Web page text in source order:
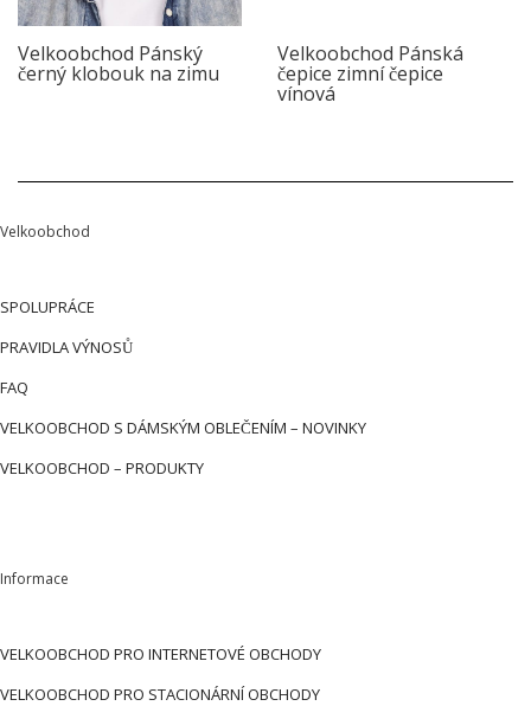
Velkoobchod Pánský
černý klobouk na zimu
Velkoobchod Pánská
čepice zimní čepice
vínová
Velkoobchod
SPOLUPRÁCE
PRAVIDLA VÝNOSŮ
FAQ
VELKOOBCHOD S DÁMSKÝM OBLEČENÍM – NOVINKY
VELKOOBCHOD – PRODUKTY
Informace
VELKOOBCHOD PRO INTERNETOVÉ OBCHODY
VELKOOBCHOD PRO STACIONÁRNÍ OBCHODY